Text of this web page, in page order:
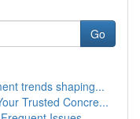
Go
trends shaping...
Trusted Concre...